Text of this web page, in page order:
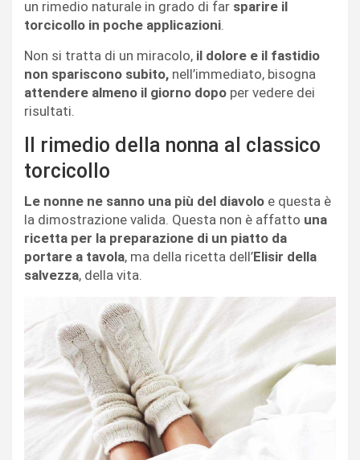
un rimedio naturale in grado di far sparire il
torcicollo in poche applicazioni.
Non si tratta di un miracolo, il dolore e il fastidio
non spariscono subito, nell’immediato, bisogna
attendere almeno il giorno dopo per vedere dei
risultati.
Il rimedio della nonna al classico
torcicollo
Le nonne ne sanno una più del diavolo e questa è
la dimostrazione valida. Questa non è affatto una
ricetta per la preparazione di un piatto da
portare a tavola, ma della ricetta dell’Elisir della
salvezza, della vita.